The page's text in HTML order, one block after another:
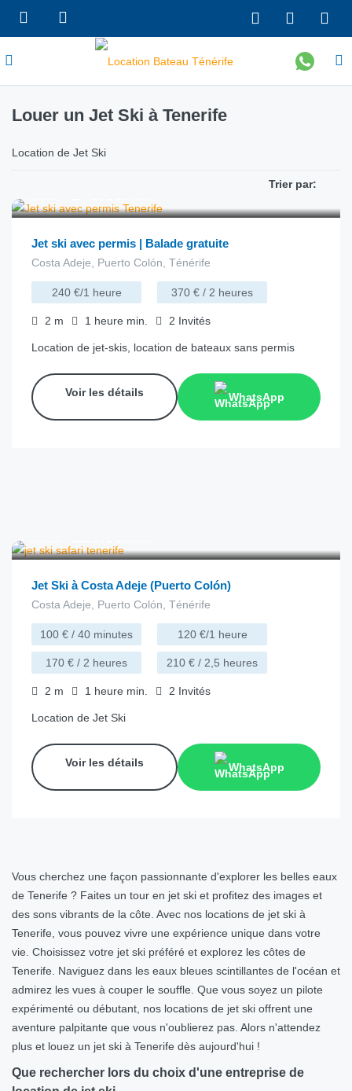
Louer un Jet Ski à Tenerife
Location de Jet Ski
Trier par:
Jet ski avec permis | Balade gratuite
Costa Adeje, Puerto Colón, Ténérife
240 €/1 heure 370 € / 2 heures
2 m 1 heure min. 2 Invités
Location de jet-skis, location de bateaux sans permis
Voir les détails WhatsApp
Jet Ski à Costa Adeje (Puerto Colón)
Costa Adeje, Puerto Colón, Ténérife
100 € / 40 minutes 120 €/1 heure
170 € / 2 heures 210 € / 2,5 heures
2 m 1 heure min. 2 Invités
Location de Jet Ski
Voir les détails WhatsApp
Vous cherchez une façon passionnante d'explorer les belles eaux
de Tenerife ? Faites un tour en jet ski et profitez des images et
des sons vibrants de la côte. Avec nos locations de jet ski à
Tenerife, vous pouvez vivre une expérience unique dans votre
vie. Choisissez votre jet ski préféré et explorez les côtes de
Tenerife. Naviguez dans les eaux bleues scintillantes de l'océan et
admirez les vues à couper le souffle. Que vous soyez un pilote
expérimenté ou débutant, nos locations de jet ski offrent une
aventure palpitante que vous n'oublierez pas. Alors n'attendez
plus et louez un jet ski à Tenerife dès aujourd'hui !
Que rechercher lors du choix d'une entreprise de